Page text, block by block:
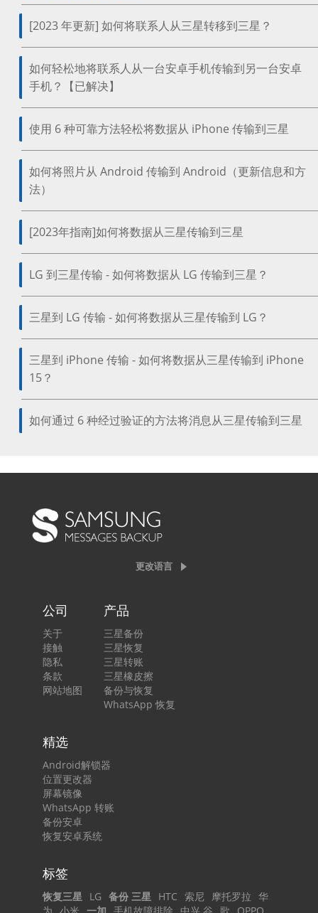
[2023 年更新] 如何将联系人从三星转移到三星？
如何轻松地将联系人从一台安卓手机传输到另一台安卓
手机？【已解决】
使用 6 种可靠方法轻松将数据从 iPhone 传输到三星
如何将照片从 Android 传输到 Android（更新信息和方
法）
[2023年指南]如何将数据从三星传输到三星
LG 到三星传输 - 如何将数据从 LG 传输到三星？
三星到 LG 传输 - 如何将数据从三星传输到 LG？
三星到 iPhone 传输 - 如何将数据从三星传输到 iPhone
15？
如何通过 6 种经过验证的方法将消息从三星传输到三星
更改语言
公司
关于
接触
隐私
条款
网站地图
产品
三星备份
三星恢复
三星转账
三星橡皮擦
备份与恢复
WhatsApp 恢复
精选
Android解锁器
位置更改器
屏幕镜像
WhatsApp 转账
备份安卓
恢复安卓系统
标签
恢复三星 LG 备份 三星 HTC 索尼 摩托罗拉 华